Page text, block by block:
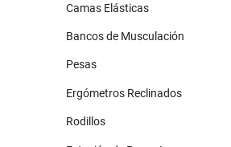
Camas Elásticas
Bancos de Musculación
Pesas
Ergómetros Reclinados
Rodillos